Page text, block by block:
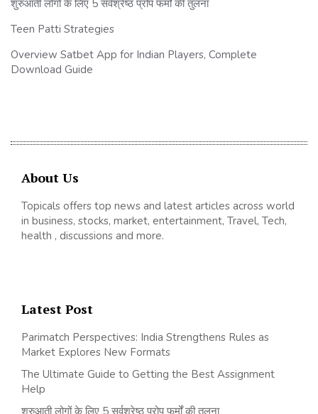
शुरुआती लोगों के लिए 5 सर्वश्रेष्ठ प्रोप फर्मों की तुलना
Teen Patti Strategies
Overview Satbet App for Indian Players, Complete
Download Guide
About Us
Topicals offers top news and latest articles across world
in business, stocks, market, entertainment, Travel, Tech,
health , discussions and more.
Latest Post
Parimatch Perspectives: India Strengthens Rules as
Market Explores New Formats
The Ultimate Guide to Getting the Best Assignment
Help
शुरुआती लोगों के लिए 5 सर्वश्रेष्ठ प्रोप फर्मों की तुलना